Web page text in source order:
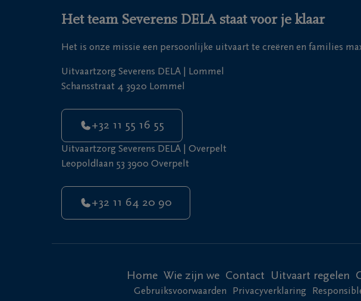
Het team Severens DELA staat voor je klaar
Het is onze missie een persoonlijke uitvaart te creëren en families
Uitvaartzorg Severens DELA | Lommel
Schansstraat 4 3920 Lommel
+32 11 55 16 55
Uitvaartzorg Severens DELA | Overpelt
Leopoldlaan 53 3900 Overpelt
+32 11 64 20 90
Home Wie zijn we Contact Uitvaart regelen
Gebruiksvoorwaarden Privacyverklaring